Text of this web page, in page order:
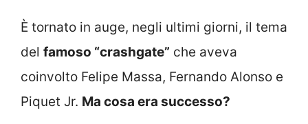
È tornato in auge, negli ultimi giorni, il tema
del famoso “crashgate” che aveva
coinvolto Felipe Massa, Fernando Alonso e
Piquet Jr. Ma cosa era successo?